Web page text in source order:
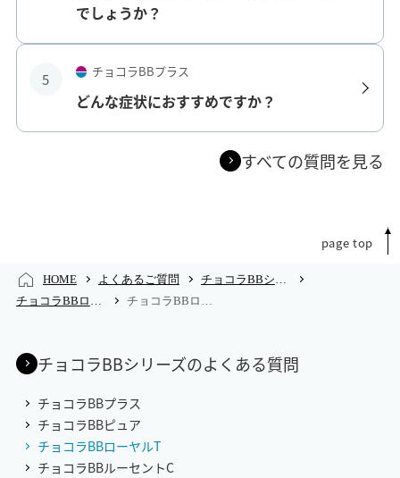
でしょうか？
5 チョコラBBプラス
どんな症状におすすめですか？
すべての質問を見る
page top
HOME よくあるご質問
チョコラBBシリーズのよくある質問
チョコラBBプラス
チョコラBBピュア
チョコラBBローヤルT
チョコラBBルーセントC